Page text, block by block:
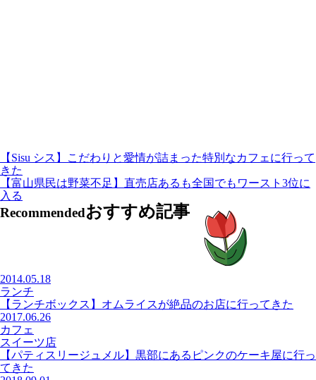
【Sisu シス】こだわりと愛情が詰まった特別なカフェに行って
きた
【富山県民は野菜不足】直売店あるも全国でもワースト3位に
入る
Recommendedおすすめ記事
2014.05.18
ランチ
【ランチボックス】オムライスが絶品のお店に行ってきた
2017.06.26
カフェ
スイーツ店
【パティスリージュメル】黒部にあるピンクのケーキ屋に行っ
てきた